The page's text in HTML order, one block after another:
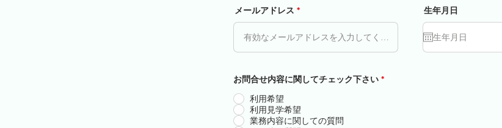
メールアドレス 生年月日
お問合せ内容に関してチェック下さい *
利用希望
利用見学希望
業務内容に関しての質問